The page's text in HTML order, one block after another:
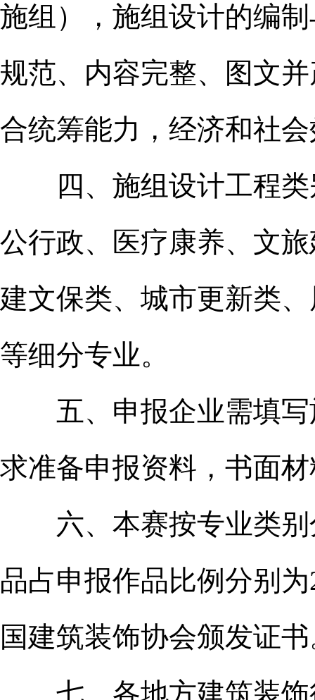
施组），施组设计的编
规范、内容完整、图文
合统筹能力，经济和社
四、施组设计工程类
公行政、医疗康养、文
建文保类、城市更新类
等细分专业。
五、申报企业需填写
求准备申报资料，书面
六、本赛按专业类别
品占申报作品比例分别
国建筑装饰协会颁发证
七、各地方建筑装饰